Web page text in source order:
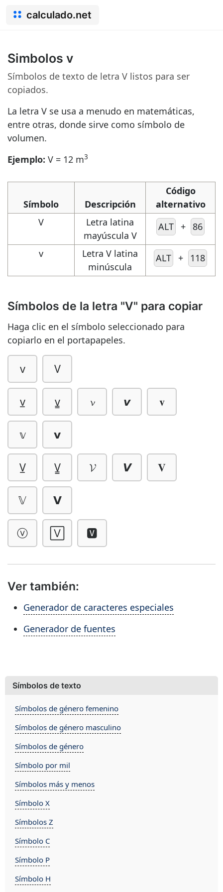
calculado.net
Simbolos v
Símbolos de texto de letra V listos para ser
copiados.
La letra V se usa a menudo en matemáticas,
entre otras, donde sirve como símbolo de
volumen.
Ejemplo: V = 12 m3
Símbolo Descripción
Código
alternativo
V
Letra latina
mayúscula V
ALT + 86
v
Letra V latina
minúscula
ALT + 118
Símbolos de la letra "V" para copiar
Haga clic en el símbolo seleccionado para
copiarlo en el portapapeles.
v V
v̲ v̳ 𝓿 𝙫 𝐯
𝕧 𝘃
V̲ V̳ 𝓥 𝙑 𝐕
𝕍 𝗩
ⓥ 🅅 🆅
Ver también:
Generador de caracteres especiales
Generador de fuentes
Símbolos de texto
Símbolos de género femenino
Símbolos de género masculino
Símbolos de género
Símbolo por mil
Símbolos más y menos
Símbolo X
Símbolos Z
Símbolo C
Símbolo P
Símbolo H